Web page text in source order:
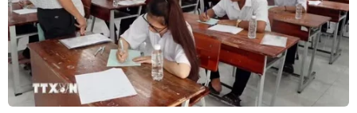
Theo dõi VietnamPlus
TIN LIÊN QUAN